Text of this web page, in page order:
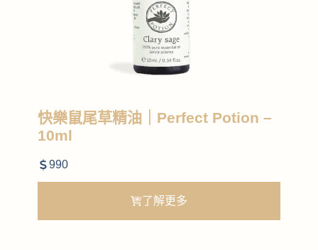
快樂鼠尾草精油｜Perfect Potion –
10ml
990
了解更多